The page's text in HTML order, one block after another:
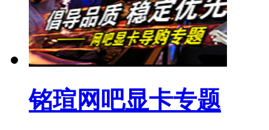
铭瑄网吧显卡专题